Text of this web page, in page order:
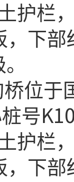
护栏
，下部
桥位于
号
护栏
，下部